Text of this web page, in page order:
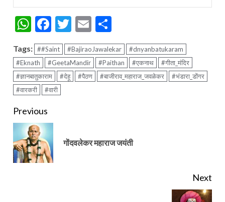
WhatsApp
Facebook
Twitter
Email
Tags: ##Saint #BajiraoJawalekar
#dnyanbatukaram
#Eknath
#GeetaMandir #Paithan #एकनाथ
#गीता_मंदिर
#ज्ञानबातुकाराम
#देहू #पैठण #बाजीराव_महाराज_जवळेकर
#भंडारा_डोंगर
#वारकरी
#वारी
Continue
Previous
गोंदवलेकर महाराज जयंती
Next